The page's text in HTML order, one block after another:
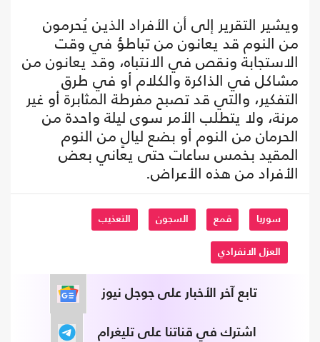
ويشير التقرير إلى أن الأفراد الذين يُحرمون
من النوم قد يعانون من تباطؤ في وقت
الاستجابة ونقص في الانتباه، وقد يعانون من
مشاكل في الذاكرة والكلام أو في طرق
التفكير، والتي قد تصبح مفرطة المثابرة أو غير
مرنة، ولا يتطلب الأمر سوى ليلة واحدة من
الحرمان من النوم أو بضع ليالٍ من النوم
المقيد بخمس ساعات حتى يعاني بعض
الأفراد من هذه الأعراض.
سوريا قمع السجون التعذيب
العزل الانفرادي
تابع آخر الأخبار على جوجل نيوز
اشترك في قناتنا على تليغرام